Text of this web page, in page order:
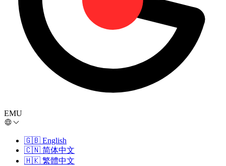
EMU
🇬🇧 English
🇨🇳 简体中文
🇭🇰 繁體中文